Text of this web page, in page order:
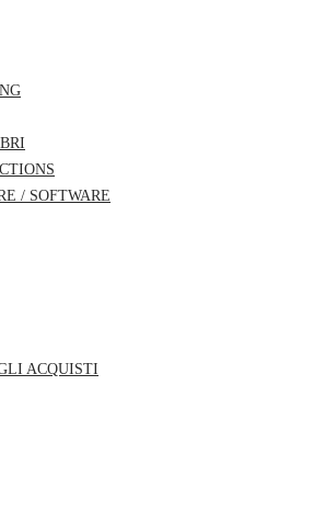
/ SOFTWARE
ACQUISTI